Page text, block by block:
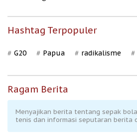
Hashtag Terpopuler
G20 Papua radikalisme
Ragam Berita
Menyajikan berita tentang sepak
tenis dan informasi seputaran berita